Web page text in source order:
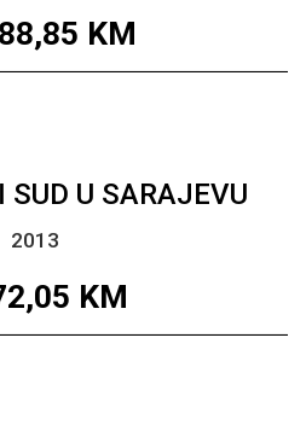
KM
U SARAJEVU
2013
KM